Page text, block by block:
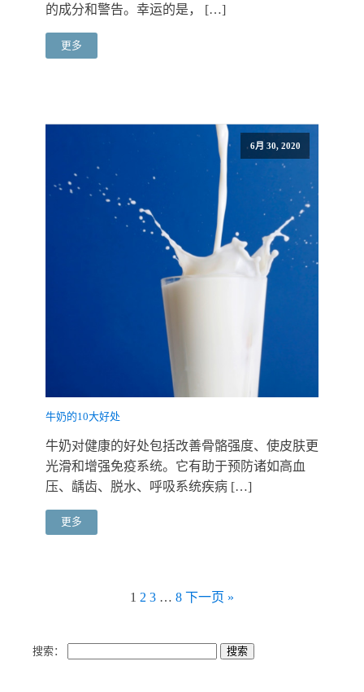
的成分和警告。幸运的是， […]
更多
6月 30, 2020
牛奶的10大好处
牛奶对健康的好处包括改善骨骼强度、使皮肤更
光滑和增强免疫系统。它有助于预防诸如高血
压、龋齿、脱水、呼吸系统疾病 […]
更多
1 2 3 … 8 下一页 »
搜索：